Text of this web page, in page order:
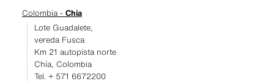
Colombia - Chía
Lote Guadalete,
vereda Fusca
Km 21 autopista norte
Chía, Colombia
Tel. + 571 6672200